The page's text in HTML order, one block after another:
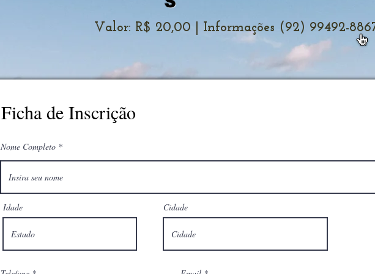
Valor: R$ 20,00 | Informações (92) 99492-
Ficha de Inscrição
Nome Completo
Idade Cidade